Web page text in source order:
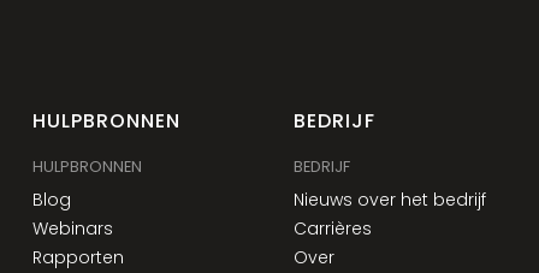
HULPBRONNEN
HULPBRONNEN
Blog
Webinars
Rapporten
BEDRIJF
BEDRIJF
Nieuws over het bedrijf
Carrières
Over